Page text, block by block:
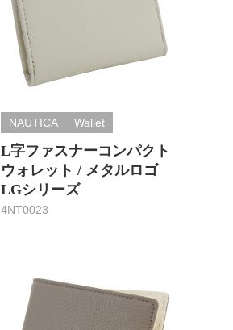
NAUTICA Wallet
L字ファスナーコンパクト
ウォレット / メタルロゴ
LGシリーズ
4NT0023